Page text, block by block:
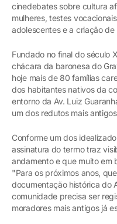
cinedebates sobre cultura
mulheres, testes
adolescentes e a criação
Fundado no final do século
chácara da baronesa do
hoje mais de 80 famílias
dos habitantes nativos da
entorno da Av. Luiz
um dos redutos mais
Conforme um dos
assinatura do termo traz
andamento e que muito em
"Para os próximos anos,
documentação histórica do
comunidade precisa ser
moradores mais antigos já